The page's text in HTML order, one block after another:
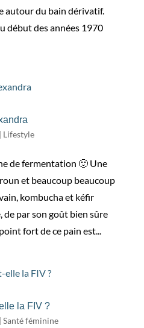
autour du bain dérivatif.
début des années 1970
| Lifestyle
de fermentation 🙂 Une
et beaucoup beaucoup
kombucha et kéfir
par son goût bien sûre
fort de ce pain est...
la FIV ?
| Santé féminine